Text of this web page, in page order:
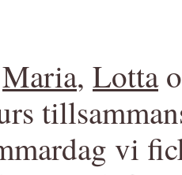
Maria, Lotta
vi